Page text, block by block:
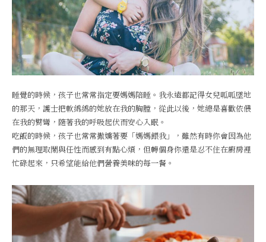
睡覺的時候，孩子也常常指定要媽媽陪睡。我永遠都記得女兒呱呱墜地
的那天，護士把軟綿綿的她放在我的胸膛，從此以後，她總是喜歡依偎
在我的臂彎，隨著我的呼吸起伏而安心入眠。
吃飯的時候，孩子也常常撒嬌著要「媽媽餵我」，雖然有時你會因為他
們的無理取鬧與任性而感到有點心煩，但轉個身你還是忍不住在廚房裡
忙碌起來，只希望能給他們營養美味的每一餐。